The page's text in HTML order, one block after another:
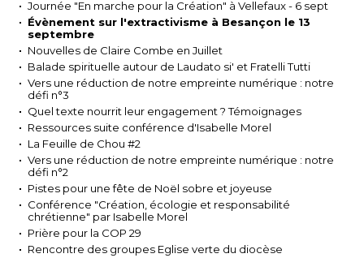
Journée "En marche pour la Création" à Vellefaux - 6 sept
Évènement sur l'extractivisme à Besançon le 13
septembre
Nouvelles de Claire Combe en Juillet
Balade spirituelle autour de Laudato si' et Fratelli Tutti
Vers une réduction de notre empreinte numérique : notre
défi n°3
Quel texte nourrit leur engagement ? Témoignages
Ressources suite conférence d'Isabelle Morel
La Feuille de Chou #2
Vers une réduction de notre empreinte numérique : notre
défi n°2
Pistes pour une fête de Noël sobre et joyeuse
Conférence "Création, écologie et responsabilité
chrétienne" par Isabelle Morel
Prière pour la COP 29
Rencontre des groupes Eglise verte du diocèse